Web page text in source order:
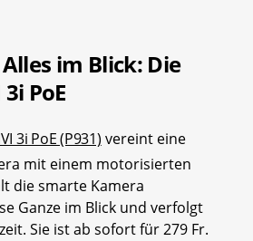
im Blick: Die
PoE
3i PoE (P931) vereint eine
mit einem motorisierten
die smarte Kamera
Ganze im Blick und verfolgt
Sie ist ab sofort für 279 Fr.